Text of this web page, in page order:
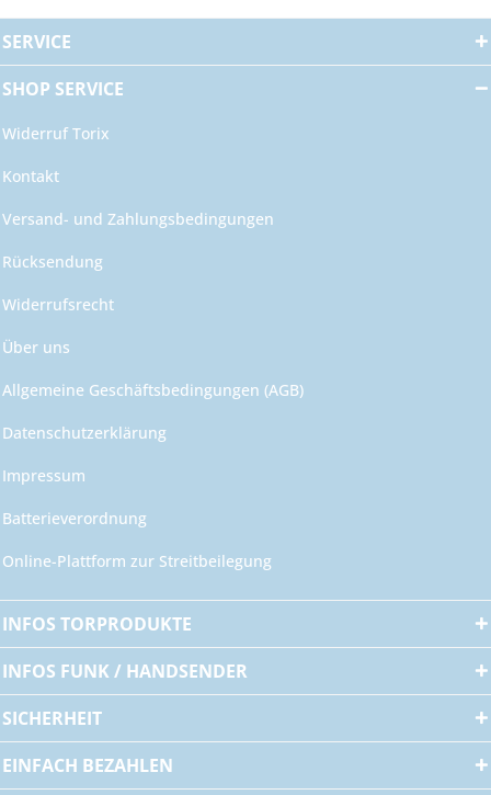
SERVICE
SHOP SERVICE
Widerruf Torix
Kontakt
Versand- und Zahlungsbedingungen
Rücksendung
Widerrufsrecht
Über uns
Allgemeine Geschäftsbedingungen (AGB)
Datenschutzerklärung
Impressum
Batterieverordnung
Online-Plattform zur Streitbeilegung
INFOS TORPRODUKTE
INFOS FUNK / HANDSENDER
SICHERHEIT
EINFACH BEZAHLEN